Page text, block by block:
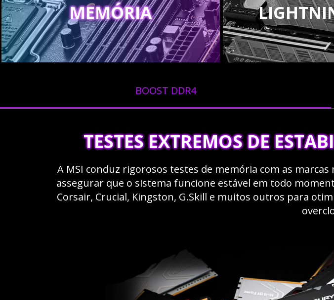
MEMÓRIA
BOOST DDR4
TESTES EXTREMOS DE
A MSI conduz rigorosos testes de memória com as
assegurar que o sistema funcione estável em todo
Corsair, Crucial, Kingston, G.Skill e muitos outros para